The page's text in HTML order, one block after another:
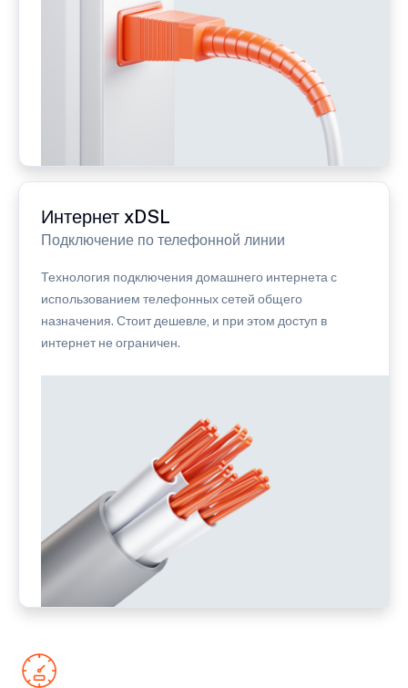
Интернет xDSL
Подключение по телефонной линии
Технология подключения домашнего интернета с
использованием телефонных сетей общего
назначения. Стоит дешевле, и при этом доступ в
интернет не ограничен.